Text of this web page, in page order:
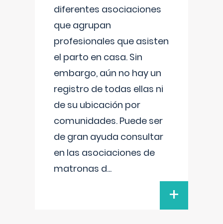
diferentes asociaciones
que agrupan
profesionales que asisten
el parto en casa. Sin
embargo, aún no hay un
registro de todas ellas ni
de su ubicación por
comunidades. Puede ser
de gran ayuda consultar
en las asociaciones de
matronas d...
+